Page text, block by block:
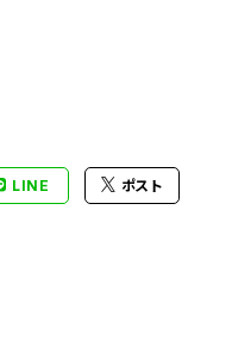
LINE ポスト